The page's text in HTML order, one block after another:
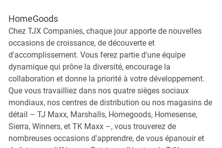
HomeGoods
Chez TJX Companies, chaque jour apporte de nouvelles
occasions de croissance, de découverte et
d'accomplissement. Vous ferez partie d'une équipe
dynamique qui prône la diversité, encourage la
collaboration et donne la priorité à votre développement.
Que vous travailliez dans nos quatre sièges sociaux
mondiaux, nos centres de distribution ou nos magasins de
détail – TJ Maxx, Marshalls, Homegoods, Homesense,
Sierra, Winners, et TK Maxx –, vous trouverez de
nombreuses occasions d'apprendre, de vous épanouir et